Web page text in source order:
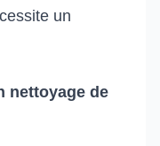
un
nettoyage de